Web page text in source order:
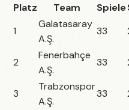
Platz Team Spiele
1
Galatasaray
A.Ş.
33
2
Fenerbahçe
A.Ş.
33
3
Trabzonspor
A.Ş.
33